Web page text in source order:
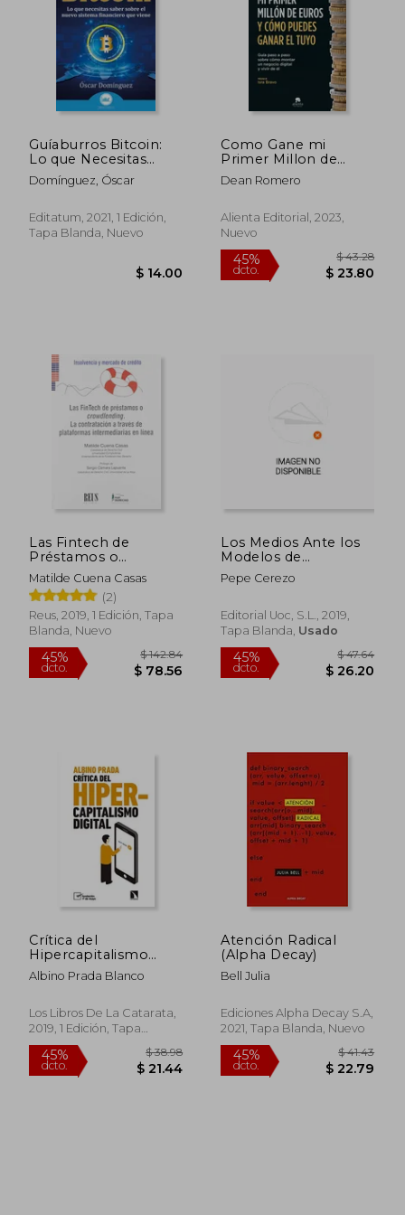
dcto. $ 143.54
Guíaburros Bitcoin:
Lo que Necesitas
Saber Sobre el
Sistema Financiero
Domínguez, Óscar
Editatum, 2021, 1 Edición,
Tapa Blanda, Nuevo
Como Gane mi
Primer Millon de
Euros y Como
Puedes Ganar el Tuyo
Libro Físico
Dean Romero
Alienta Editorial, 2023,
Nuevo
45%
dcto.
Las Fintech de
Préstamos o
Crowdlending: La
Contratación a Través
de Plataformas
Intermediarias en
Línea (Insolvencia y
Matilde Cuena Casas
(2)
Reus, 2019, 1 Edición, Tapa
Blanda, Nuevo
Los Medios Ante los
Modelos de
Suscripcion
Pepe Cerezo
Editorial Uoc, S.L., 2019,
Tapa Blanda, Usado
Crítica del
Hipercapitalismo
Digital (Mayor)
Albino Prada Blanco
Los Libros De La Catarata,
2019, 1 Edición, Tapa
Blanda, Nuevo
Atención Radical
(Alpha Decay)
Bell Julia
Ediciones Alpha Decay S.A,
2021, Tapa Blanda, Nuevo